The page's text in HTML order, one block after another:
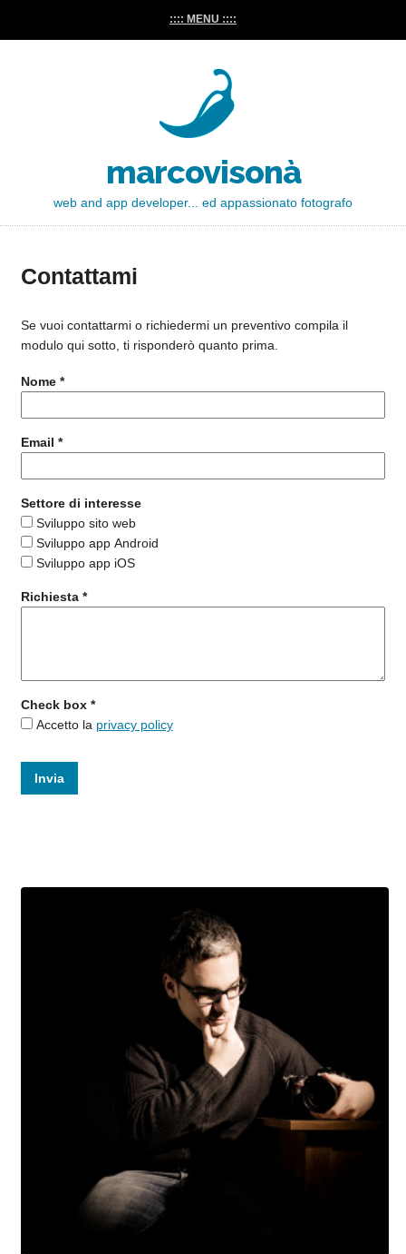
:::: MENU ::::
marcovisonà
web and app developer... ed appassionato fotografo
Contattami
Se vuoi contattarmi o richiedermi un preventivo compila il
modulo qui sotto, ti risponderò quanto prima.
Nome *
Email *
Settore di interesse
Sviluppo sito web
Sviluppo app Android
Sviluppo app iOS
Richiesta *
Check box *
Accetto la privacy policy